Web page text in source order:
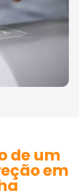
de um
em